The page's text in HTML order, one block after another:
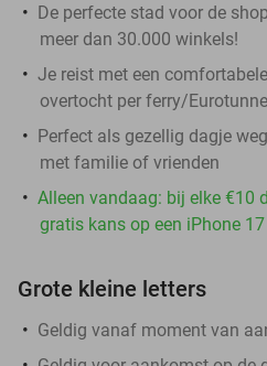
De perfecte stad voor de
meer dan 30.000 winkels!
Je reist met een
overtocht per ferry/
Perfect als gezellig dagje
met familie of vrienden
Alleen vandaag: bij elke €10
gratis kans op een iPhone
Grote kleine letters
Geldig vanaf moment van